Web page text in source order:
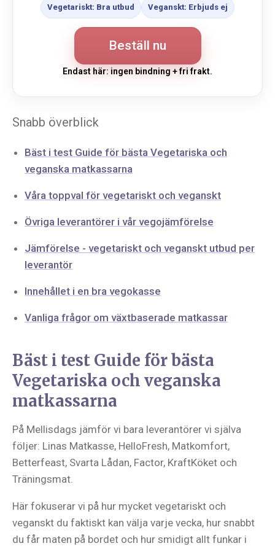
Vegetariskt: Bra utbud Veganskt: Erbjuds ej
Beställ nu
Endast här: ingen bindning + fri frakt.
Snabb överblick
Bäst i test Guide för bästa Vegetariska och
veganska matkassarna
Våra toppval för vegetariskt och veganskt
Övriga leverantörer i vår vegojämförelse
Jämförelse - vegetariskt och veganskt utbud per
leverantör
Innehållet i en bra vegokasse
Vanliga frågor om växtbaserade matkassar
Bäst i test Guide för bästa
Vegetariska och veganska
matkassarna
På Mellisdags jämför vi bara leverantörer vi själva
följer: Linas Matkasse, HelloFresh, Matkomfort,
Betterfeast, Svarta Lådan, Factor, KraftKöket och
Träningsmat.
Här fokuserar vi på hur mycket vegetariskt och
veganskt du faktiskt kan välja varje vecka, hur snabbt
du får maten på bordet och hur smidigt allt funkar i